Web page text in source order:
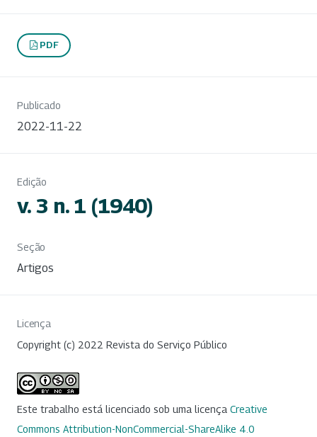
PDF
Publicado
2022-11-22
Edição
v. 3 n. 1 (1940)
Seção
Artigos
Licença
Copyright (c) 2022 Revista do Serviço Público
Este trabalho está licenciado sob uma licença Creative
Commons Attribution-NonCommercial-ShareAlike 4.0